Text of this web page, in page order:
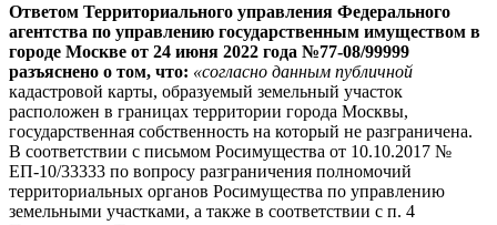
Ответом Территориального управления Федерального
агентства по управлению государственным имуществом в
городе Москве от 24 июня 2022 года №77-08/99999
разъяснено о том, что: «согласно данным публичной
кадастровой карты, образуемый земельный участок
расположен в границах территории города Москвы,
государственная собственность на который не разграничена.
В соответствии с письмом Росимущества от 10.10.2017 №
ЕП-10/33333 по вопросу разграничения полномочий
территориальных органов Росимущества по управлению
земельными участками, а также в соответствии с п. 4